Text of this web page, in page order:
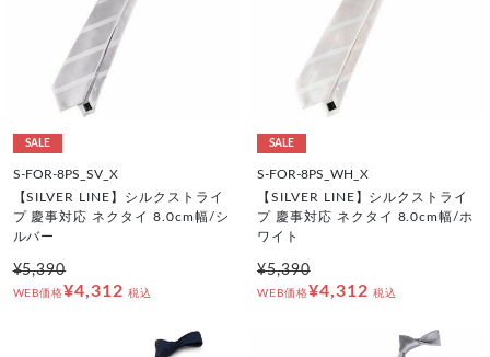
SALE
S-FOR-8PS_SV_X
【SILVER LINE】シルクストライ
プ 慶事対応 ネクタイ 8.0cm幅/シ
ルバー
¥5,390
WEB価格¥4,312 税込
SALE
S-FOR-8PS_WH_X
【SILVER LINE】シルクストライ
プ 慶事対応 ネクタイ 8.0cm幅/ホ
ワイト
¥5,390
WEB価格¥4,312 税込